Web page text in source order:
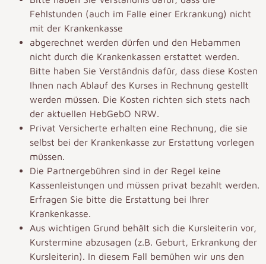
Fehlstunden (auch im Falle einer Erkrankung) nicht
mit der Krankenkasse
abgerechnet werden dürfen und den Hebammen
nicht durch die Krankenkassen erstattet werden.
Bitte haben Sie Verständnis dafür, dass diese Kosten
Ihnen nach Ablauf des Kurses in Rechnung gestellt
werden müssen. Die Kosten richten sich stets nach
der aktuellen HebGebO NRW.
Privat Versicherte erhalten eine Rechnung, die sie
selbst bei der Krankenkasse zur Erstattung vorlegen
müssen.
Die Partnergebühren sind in der Regel keine
Kassenleistungen und müssen privat bezahlt werden.
Erfragen Sie bitte die Erstattung bei Ihrer
Krankenkasse.
Aus wichtigen Grund behält sich die Kursleiterin vor,
Kurstermine abzusagen (z.B. Geburt, Erkrankung der
Kursleiterin). In diesem Fall bemühen wir uns den